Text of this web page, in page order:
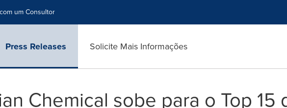
um Consultor
Press Releases Solicite Mais Informações
Chemical sobe para o Top 15